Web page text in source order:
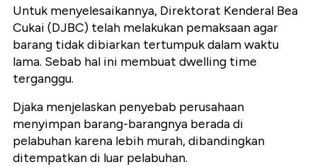
Untuk menyelesaikannya, Direktorat Kenderal Bea
Cukai (DJBC) telah melakukan pemaksaan agar
barang tidak dibiarkan tertumpuk dalam waktu
lama. Sebab hal ini membuat dwelling time
terganggu.
Djaka menjelaskan penyebab perusahaan
menyimpan barang-barangnya berada di
pelabuhan karena lebih murah, dibandingkan
ditempatkan di luar pelabuhan.